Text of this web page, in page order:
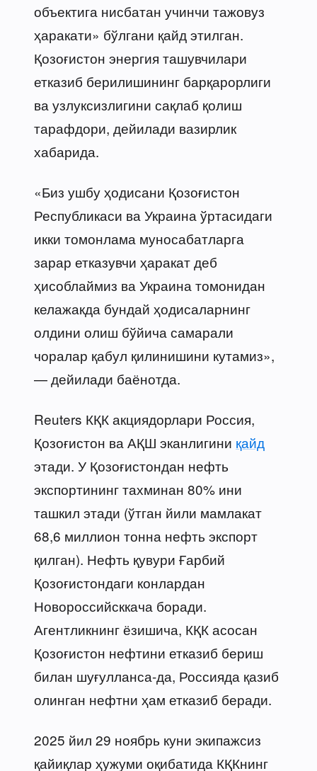
объектига нисбатан учинчи тажовуз
ҳаракати» бўлгани қайд этилган.
Қозоғистон энергия ташувчилари
етказиб берилишининг барқарорлиги
ва узлуксизлигини сақлаб қолиш
тарафдори, дейилади вазирлик
хабарида.
«Биз ушбу ҳодисани Қозоғистон
Республикаси ва Украина ўртасидаги
икки томонлама муносабатларга
зарар етказувчи ҳаракат деб
ҳисоблаймиз ва Украина томонидан
келажакда бундай ҳодисаларнинг
олдини олиш бўйича самарали
чоралар қабул қилинишини кутамиз»,
— дейилади баёнотда.
Reuters КҚК акциядорлари Россия,
Қозоғистон ва АҚШ эканлигини қайд
этади. У Қозоғистондан нефть
экспортининг тахминан 80% ини
ташкил этади (ўтган йили мамлакат
68,6 миллион тонна нефть экспорт
қилган). Нефть қувури Ғарбий
Қозоғистондаги конлардан
Новороссийсккача боради.
Агентликнинг ёзишича, КҚК асосан
Қозоғистон нефтини етказиб бериш
билан шуғулланса-да, Россияда қазиб
олинган нефтни ҳам етказиб беради.
2025 йил 29 ноябрь куни экипажсиз
қайиқлар ҳужуми оқибатида КҚКнинг